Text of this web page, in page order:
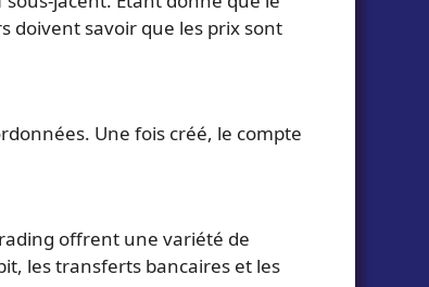
doivent savoir que les prix sont
Une fois créé, le compte
offrent une variété de
les transferts bancaires et les